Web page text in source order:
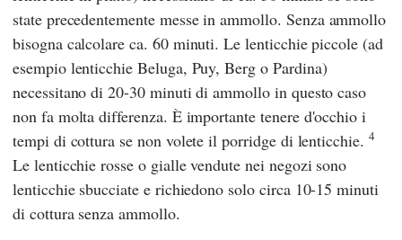
state precedentemente messe in ammollo. Senza ammollo
bisogna calcolare ca. 60 minuti. Le lenticchie piccole (ad
esempio lenticchie Beluga, Puy, Berg o Pardina)
necessitano di 20-30 minuti di ammollo in questo caso
non fa molta differenza. È importante tenere d'occhio i
tempi di cottura se non volete il porridge di lenticchie. 4
Le lenticchie rosse o gialle vendute nei negozi sono
lenticchie sbucciate e richiedono solo circa 10-15 minuti
di cottura senza ammollo.